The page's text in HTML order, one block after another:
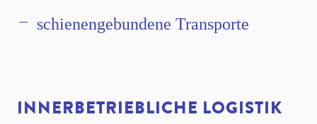
schienengebundene Transporte
INNERBETRIEBLICHE LOGISTIK